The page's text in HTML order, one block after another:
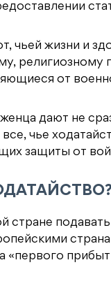
чьей жизни и
религиозному
от
дают не
чье
защиты от
стране
«первого